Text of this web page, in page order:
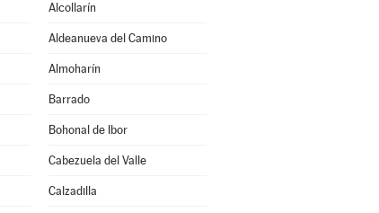
Alcollarín
Aldeanueva del Camino
Almoharín
Barrado
Bohonal de Ibor
Cabezuela del Valle
Calzadilla